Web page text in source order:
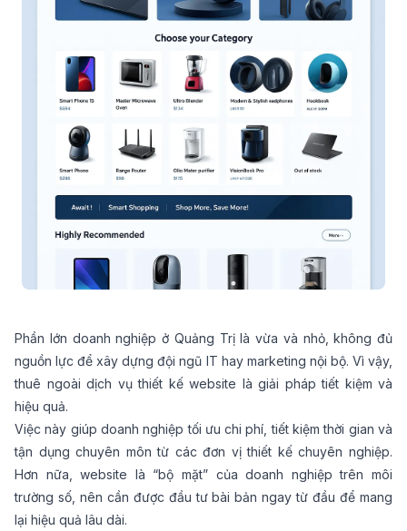
Phần lớn doanh nghiệp ở Quảng Trị là vừa và nhỏ, không đủ
nguồn lực để xây dựng đội ngũ IT hay marketing nội bộ. Vì vậy,
thuê ngoài dịch vụthiết kế website là giải pháp tiết kiệm và
hiệu quả.
Việc này giúp doanh nghiệp tối ưu chi phí, tiết kiệm thời gian và
tận dụng chuyên môn từ các đơn vị thiết kế chuyên nghiệp.
Hơn nữa, website là “bộ mặt” của doanh nghiệp trên môi
trường số, nên cần được đầu tư bài bản ngay từ đầu để mang
lại hiệu quả lâu dài.